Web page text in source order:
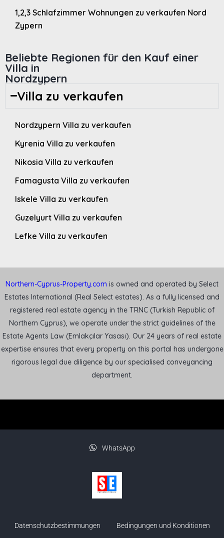
1,2,3 Schlafzimmer Wohnungen zu verkaufen Nord
Zypern
Beliebte Regionen für den Kauf einer
Villa in
Nordzypern
Villa zu verkaufen
Nordzypern Villa zu verkaufen
Kyrenia Villa zu verkaufen
Nikosia Villa zu verkaufen
Famagusta Villa zu verkaufen
Iskele Villa zu verkaufen
Guzelyurt Villa zu verkaufen
Lefke Villa zu verkaufen
Northern-Cyprus-Property.com is owned and operated by Select
Estates International (Real Select estates). As a fully licensed and
registered real estate agency in the TRNC (Turkish Republic of
Northern Cyprus), we operate under the strict guidelines of the
Estate Agents Law (Emlakçılar Yasası). Our 24 years of real estate
expertise ensures that every property on this portal has undergone
rigorous legal due diligence by our specialised conveyancing
department.
WhatsApp
Datenschutzbestimmungen Bedingungen und Konditionen